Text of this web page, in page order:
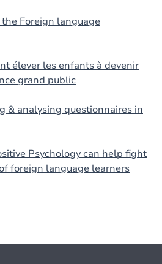
Foreign language
élever les enfants à devenir
grand public
& analysing questionnaires in
Psychology can help fight
foreign language learners